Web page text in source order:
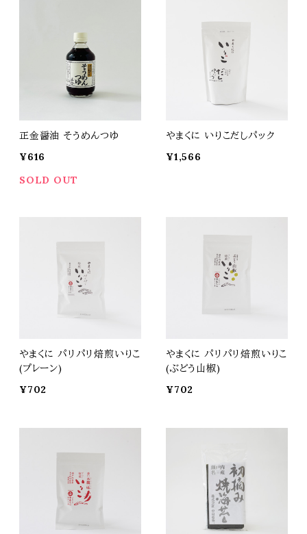
正金醤油 そうめんつゆ
¥616
SOLD OUT
やまくに いりこだしパック
¥1,566
やまくに パリパリ焙煎いりこ
(プレーン)
¥702
やまくに パリパリ焙煎いりこ
(ぶどう山椒)
¥702